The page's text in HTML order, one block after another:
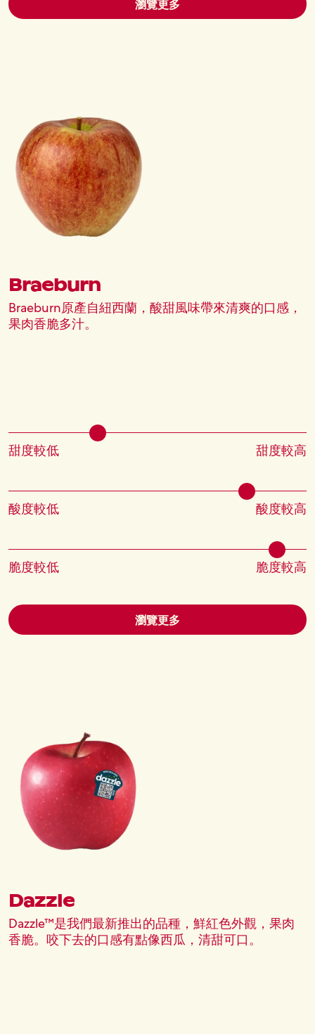
瀏覽更多
Braeburn
Braeburn原產自紐西蘭，酸甜風味帶來清爽的口感，
果肉香脆多汁。
甜度較低 甜度較高
酸度較低 酸度較高
脆度較低 脆度較高
瀏覽更多
Dazzle
Dazzle™是我們最新推出的品種，鮮紅色外觀，果肉
香脆。咬下去的口感有點像西瓜，清甜可口。